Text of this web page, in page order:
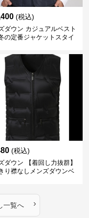
(税込)
ダウン カジュアルベスト
の定番ジャケットスタイ
(税込)
ダウン 【着回し力抜群】
り襟なしメンズダウンベ
一覧へ ›